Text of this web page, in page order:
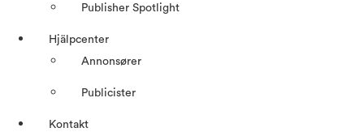
Publisher Spotlight
Hjälpcenter
Annonsører
Publicister
Kontakt